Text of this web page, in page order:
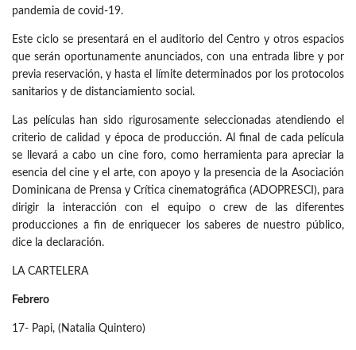
pandemia de covid-19.
Este ciclo se presentará en el auditorio del Centro y otros espacios
que serán oportunamente anunciados, con una entrada libre y por
previa reservación, y hasta el límite determinados por los protocolos
sanitarios y de distanciamiento social.
Las películas han sido rigurosamente seleccionadas atendiendo el
criterio de calidad y época de producción. Al final de cada película
se llevará a cabo un cine foro, como herramienta para apreciar la
esencia del cine y el arte, con apoyo y la presencia de la Asociación
Dominicana de Prensa y Crítica cinematográfica (ADOPRESCI), para
dirigir la interacción con el equipo o crew de las diferentes
producciones a fin de enriquecer los saberes de nuestro público,
dice la declaración.
LA CARTELERA
Febrero
17- Papi, (Natalia Quintero)